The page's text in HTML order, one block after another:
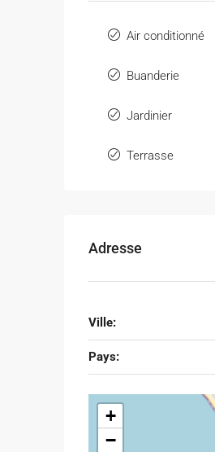
Air conditionné
Buanderie
Jardinier
Terrasse
Adresse
Ville:
Pays:
+
−